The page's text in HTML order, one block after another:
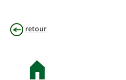
retour